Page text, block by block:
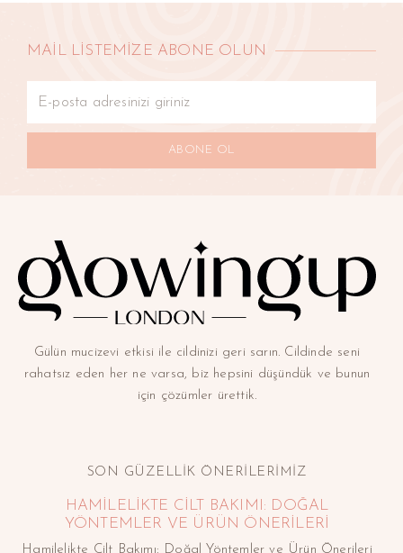
MAİL LİSTEMİZE ABONE OLUN
ABONE OL
Gülün mucizevi etkisi ile cildinizi geri sarın. Cildinde seni
rahatsız eden her ne varsa, biz hepsini düşündük ve bunun
için çözümler ürettik.
SON GÜZELLİK ÖNERİLERİMİZ
HAMILELIKTE CILT BAKIMI: DOĞAL
YÖNTEMLER VE ÜRÜN ÖNERILERI
Hamilelikte Cilt Bakımı: Doğal Yöntemler ve Ürün Önerileri